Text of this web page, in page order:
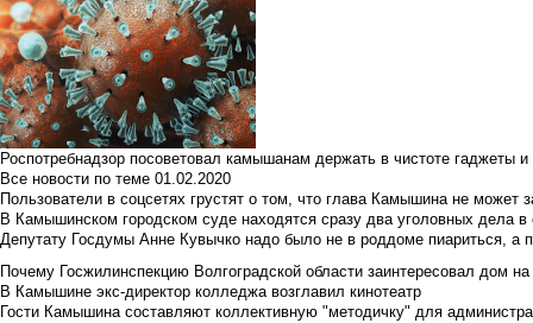
Роспотребнадзор посоветовал камышанам держать в чистоте гаджеты
Все новости по теме 01.02.2020
Пользователи в соцсетях грустят о том, что глава Камышина не может
В Камышинском городском суде находятся сразу два уголовных дела
Депутату Госдумы Анне Кувычко надо было не в роддоме пиариться, а
Почему Госжилинспекцию Волгоградской области заинтересовал дом
В Камышине экс-директор колледжа возглавил кинотеатр
Гости Камышина составляют коллективную "методичку" для